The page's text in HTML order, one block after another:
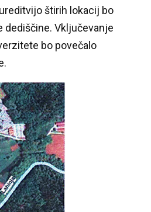
štirih lokacij bo
Vključevanje
bo povečalo